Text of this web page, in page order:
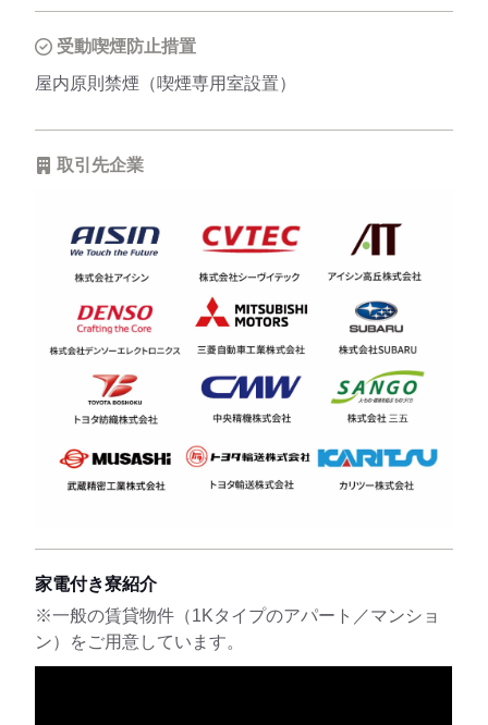
受動喫煙防止措置
屋内原則禁煙（喫煙専用室設置）
取引先企業
家電付き寮紹介
※一般の賃貸物件（1Kタイプのアパート／マンショ
ン）をご用意しています。